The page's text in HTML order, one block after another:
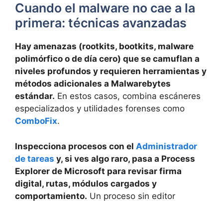
Cuando el malware no cae a la
primera: técnicas avanzadas
Hay amenazas (rootkits, bootkits, malware
polimórfico o de día cero) que se camuflan a
niveles profundos y requieren herramientas y
métodos adicionales a Malwarebytes
estándar. En estos casos, combina escáneres
especializados y utilidades forenses como
ComboFix.
Inspecciona procesos con el Administrador
de tareas y, si ves algo raro, pasa a Process
Explorer de Microsoft para revisar firma
digital, rutas, módulos cargados y
comportamiento. Un proceso sin editor